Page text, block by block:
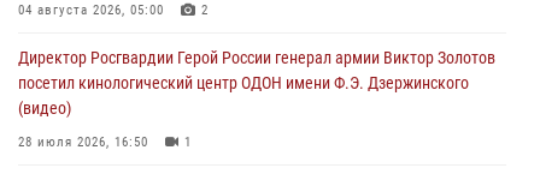
07 августа 2026, 12:37
04 августа 2026, 05:00 2
Директор Росгвардии Герой России генерал армии Виктор Золотов
посетил кинологический центр ОДОН имени Ф.Э. Дзержинского
(видео)
28 июля 2026, 16:50 1